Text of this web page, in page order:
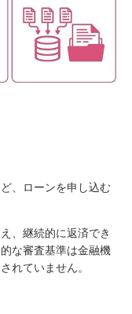
、ローンを申し込む
、継続的に返済でき
な審査基準は金融機
れていません。